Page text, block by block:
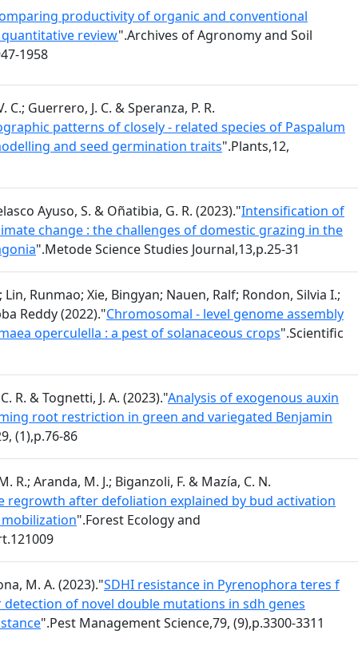
productivity of organic and conventional
review".Archives of Agronomy and Soil
1958
Guerrero, J. C. & Speranza, P. R.
patterns of closely - related species of Paspalum
and seed germination traits".Plants,12,
Ayuso, S. & Oñatibia, G. R. (2023)."Intensification of
change : the challenges of domestic grazing in the
".Metode Science Studies Journal,13,p.25-31
Runmao; Xie, Bingyan; Nauen, Ralf; Rondon, Silvia I.;
Reddy (2022)."Chromosomal - level genome assembly
operculella : a pest of solanaceous crops".Scientific
R. & Tognetti, J. A. (2023)."Analysis of exogenous auxin
root restriction in green and variegated Benjamin
(1),p.76-86
R.; Aranda, M. J.; Biganzoli, F. & Mazía, C. N.
regrowth after defoliation explained by bud activation
".Forest Ecology and
M. A. (2023)."SDHI resistance in Pyrenophora teres f
of novel double mutations in sdh genes
".Pest Management Science,79, (9),p.3300-3311